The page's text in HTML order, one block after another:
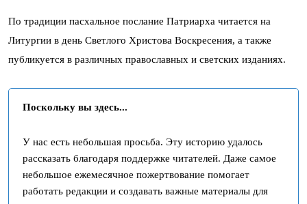
По традиции пасхальное послание Патриарха читается на
Литургии в день Светлого Христова Воскресения, а также
публикуется в различных православных и светских изданиях.
Поскольку вы здесь...
У нас есть небольшая просьба. Эту историю удалось
рассказать благодаря поддержке читателей. Даже самое
небольшое ежемесячное пожертвование помогает
работать редакции и создавать важные материалы для